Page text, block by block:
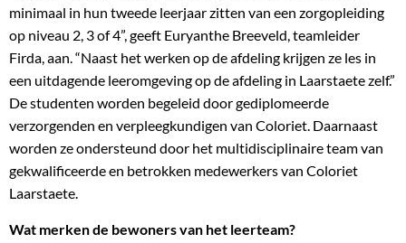
minimaal in hun tweede leerjaar zitten van een zorgopleiding
op niveau 2, 3 of 4”, geeft Euryanthe Breeveld, teamleider
Firda, aan. “Naast het werken op de afdeling krijgen ze les in
een uitdagende leeromgeving op de afdeling in Laarstaete zelf.”
De studenten worden begeleid door gediplomeerde
verzorgenden en verpleegkundigen van Coloriet. Daarnaast
worden ze ondersteund door het multidisciplinaire team van
gekwalificeerde en betrokken medewerkers van Coloriet
Laarstaete.
Wat merken de bewoners van het leerteam?